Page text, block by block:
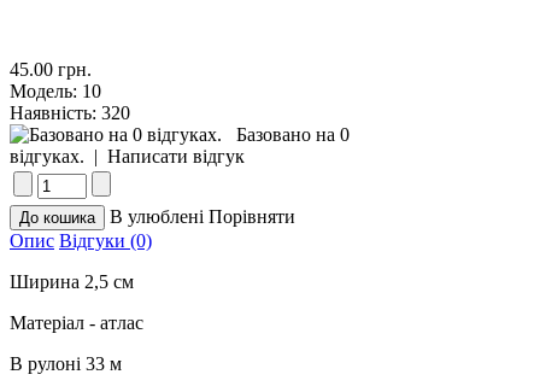
45.00 грн.
Модель: 10
Наявність: 320
Базовано на 0
відгуках. | Написати відгук
В улюблені Порівняти
Опис Відгуки (0)
Ширина 2,5 см
Матеріал - атлас
В рулоні 33 м